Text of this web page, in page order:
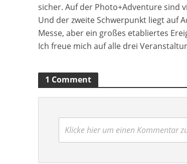
sicher. Auf der Photo+Adventure sind
Und der zweite Schwerpunkt liegt auf
Messe, aber ein großes etabliertes
Ich freue mich auf alle drei
1 Comment
Klicke hier um einen Kommentar